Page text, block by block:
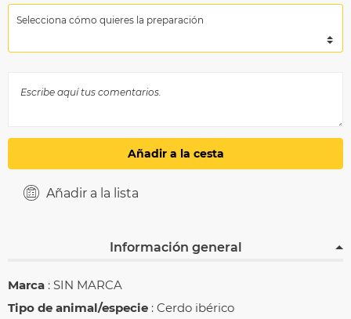
Selecciona cómo quieres la preparación
Añadir a la cesta
Añadir a la lista
Información general
Marca : SIN MARCA
Tipo de animal/especie : Cerdo ibérico